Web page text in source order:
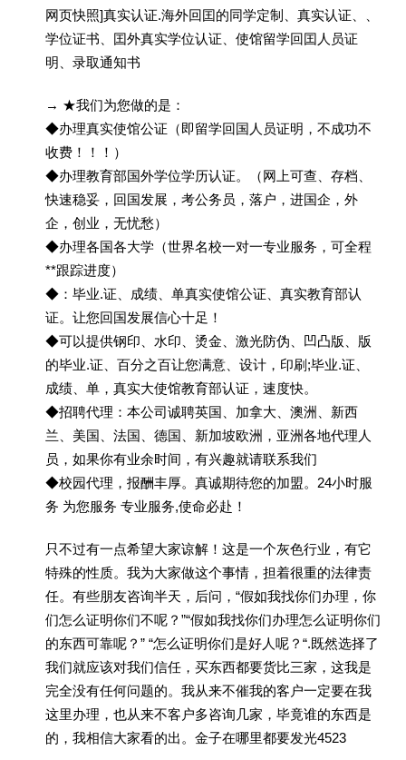
网页快照]真实认证.海外回囯的同学定制、真实认证、、
学位证书、囯外真实学位认证、使馆留学回囯人员证
明、录取通知书
→ ★我们为您做的是：
◆办理真实使馆公证（即留学回国人员证明，不成功不
收费！！！）
◆办理教育部国外学位学历认证。（网上可查、存档、
快速稳妥，回国发展，考公务员，落户，进国企，外
企，创业，无忧愁）
◆办理各国各大学（世界名校一对一专业服务，可全程
**跟踪进度）
◆：毕业.证、成绩、单真实使馆公证、真实教育部认
证。让您回国发展信心十足！
◆可以提供钢印、水印、烫金、激光防伪、凹凸版、版
的毕业.证、百分之百让您满意、设计，印刷;毕业.证、
成绩、单，真实大使馆教育部认证，速度快。
◆招聘代理：本公司诚聘英国、加拿大、澳洲、新西
兰、美国、法国、德国、新加坡欧洲，亚洲各地代理人
员，如果你有业余时间，有兴趣就请联系我们
◆校园代理，报酬丰厚。真诚期待您的加盟。24小时服
务 为您服务 专业服务,使命必赴！
只不过有一点希望大家谅解！这是一个灰色行业，有它
特殊的性质。我为大家做这个事情，担着很重的法律责
任。有些朋友咨询半天，后问，“假如我找你们办理，你
们怎么证明你们不呢？”“假如我找你们办理怎么证明你们
的东西可靠呢？” “怎么证明你们是好人呢？“.既然选择了
我们就应该对我们信任，买东西都要货比三家，这我是
完全没有任何问题的。我从来不催我的客户一定要在我
这里办理，也从来不客户多咨询几家，毕竟谁的东西是
的，我相信大家看的出。金子在哪里都要发光4523